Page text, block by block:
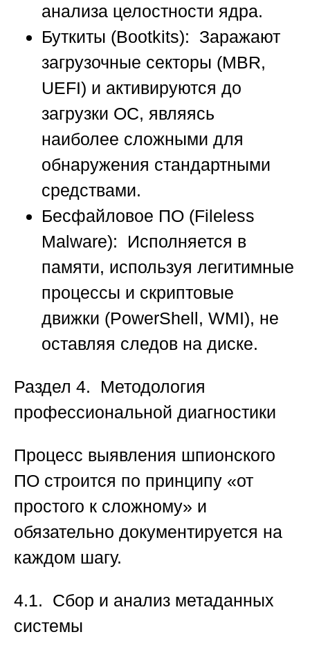
анализа целостности ядра.
Буткиты (Bootkits): Заражают
загрузочные секторы (MBR,
UEFI) и активируются до
загрузки ОС, являясь
наиболее сложными для
обнаружения стандартными
средствами.
Бесфайловое ПО (Fileless
Malware): Исполняется в
памяти, используя легитимные
процессы и скриптовые
движки (PowerShell, WMI), не
оставляя следов на диске.
Раздел 4. Методология
профессиональной диагностики
Процесс выявления шпионского
ПО строится по принципу «от
простого к сложному» и
обязательно документируется на
каждом шагу.
4.1. Сбор и анализ метаданных
системы